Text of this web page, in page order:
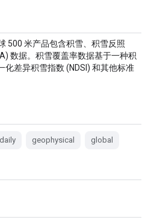
500 米产品包含积雪、积雪反照
数据。积雪覆盖率数据基于一种积
化差异积雪指数 (NDSI) 和其他标准
daily geophysical global